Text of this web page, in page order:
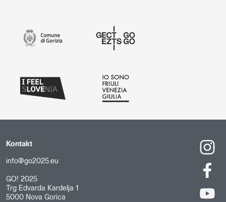
Kontakt
info@go2025.eu
GO! 2025
Trg Edvarda Kardelja 1
5000 Nova Gorica